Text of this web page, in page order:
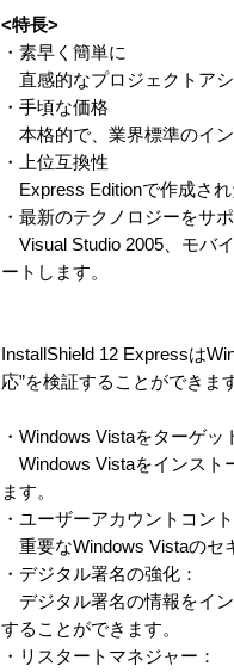
<特長>
・素早く簡単に
直感的なプロジェクトアシ
・手頃な価格
本格的で、業界標準のイン
・上位互換性
Express Editionで作成され
・最新のテクノロジーをサ
Visual Studio 2005、モバ
ートします。
InstallShield 12 Expressは
応”を検証することができま
・Windows Vistaをターゲッ
Windows Vistaをインスト
ます。
・ユーザーアカウントコン
重要なWindows Vistaのセ
・デジタル署名の強化：
デジタル署名の情報をイ
することができます。
・リスタートマネジャー：